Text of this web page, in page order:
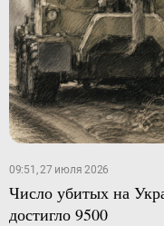
09:51, 27 июля 2026
Число убитых на
достигло 9500